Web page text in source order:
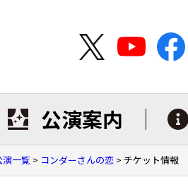
公演案内
一覧 > コンダーさんの恋 > チケット情報